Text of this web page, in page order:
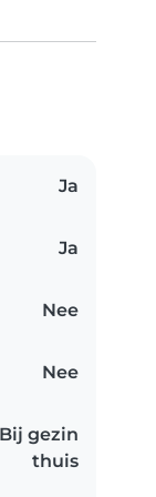
Ja
Ja
Nee
Nee
Bij gezin
thuis